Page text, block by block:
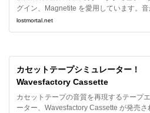
グイン、Magnetite を愛用しています。音
なる系のプラグインとして素晴らしいので
lostmortal.net
カセットテープシミュレーター！
Wavesfactory Cassette
カセットテープの音質を再現するテープ
ーター、Wavesfactory Cassette が発売さ